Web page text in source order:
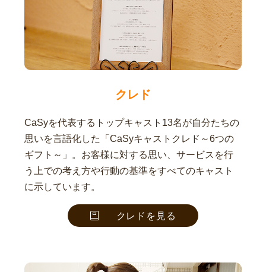
クレド
CaSyを代表するトップキャスト13名が自分たちの
思いを言語化した「CaSyキャストクレド～6つの
ギフト～」。お客様に対する思い、サービスを行
う上での考え方や行動の基準をすべてのキャスト
に示しています。
クレドを見る